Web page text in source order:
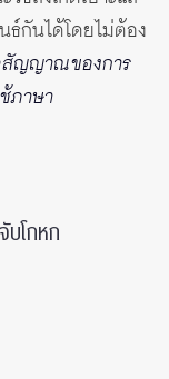
กันได้โดยไม่ต้อง
สัญญาณของการ
ภาษา
โกหก